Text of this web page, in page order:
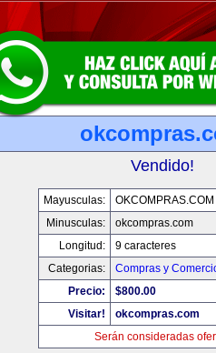
Vendido!
Mayusculas:
OKCOMPRAS.COM
Minusculas:
okcompras.com
Longitud:
9 caracteres
Categorias:
Compras y
Precio:
$800.00
Visitar!
okcompras.com
Serán consideradas